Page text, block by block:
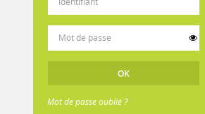
Mot de passe oublié ?